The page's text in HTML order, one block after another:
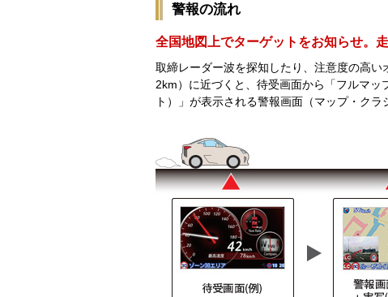
警報の流れ
全国地図上でターゲットをお知らせ。
取締レーダー波を探知したり、注意度の高
2km）に近づくと、待受画面から「フルマ
ト）」が表示される警報画面（マップ・クラ